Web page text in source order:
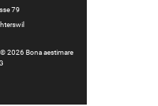
79
2026 Bona aestimare